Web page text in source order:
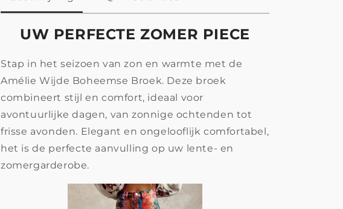
UW PERFECTE ZOMER PIECE
Stap in het seizoen van zon en warmte met de
Amélie Wijde Boheemse Broek. Deze broek
combineert stijl en comfort, ideaal voor
avontuurlijke dagen, van zonnige ochtenden tot
frisse avonden. Elegant en ongelooflijk comfortabel,
het is de perfecte aanvulling op uw lente- en
zomergarderobe.